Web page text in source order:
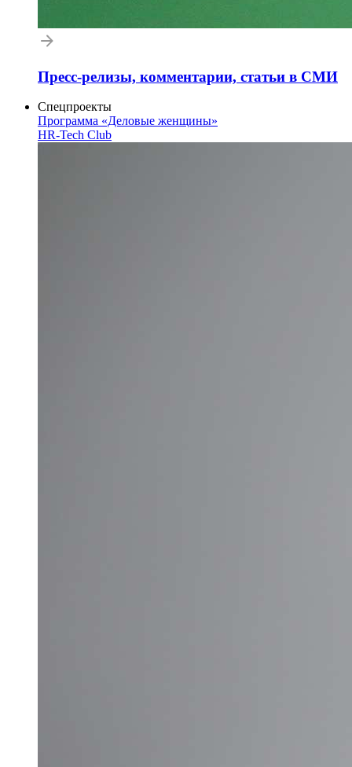
Пресс-релизы, комментарии, статьи в СМИ
Спецпроекты
Программа «Деловые женщины»
HR-Tech Club